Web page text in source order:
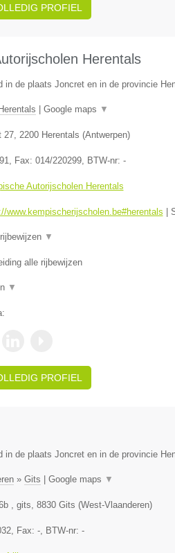
PROFIEL
Herentals
in de plaats Joncret en in de provincie
Herentals Google maps ▼
27, 2200 Herentals (Antwerpen)
, Fax: 014/220299, BTW-nr: -
Autorijscholen Herentals
www.kempischerijscholen.be#herentals
▼
alle rijbewijzen
▼
PROFIEL
in de plaats Joncret en in de provincie
» Gits Google maps ▼
, gits, 8830 Gits (West-Vlaanderen)
, Fax: -, BTW-nr: -